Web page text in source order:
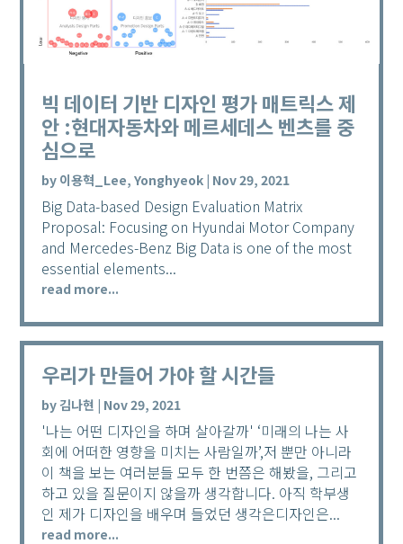
빅 데이터 기반 디자인 평가 매트릭스 제
안 :현대자동차와 메르세데스 벤츠를 중
심으로
by 이용혁_Lee, Yonghyeok | Nov 29, 2021
Big Data-based Design Evaluation Matrix
Proposal: Focusing on Hyundai Motor Company
and Mercedes-Benz Big Data is one of the most
essential elements...
read more...
우리가 만들어 가야 할 시간들
by김나현 | Nov 29, 2021
'나는 어떤 디자인을 하며 살아갈까' ‘미래의 나는 사
회에 어떠한 영향을 미치는 사람일까’,저 뿐만 아니라
이 책을 보는 여러분들 모두 한 번쯤은 해봤을, 그리고
하고 있을 질문이지 않을까 생각합니다. 아직 학부생
인 제가 디자인을 배우며 들었던 생각은디자인은...
read more...